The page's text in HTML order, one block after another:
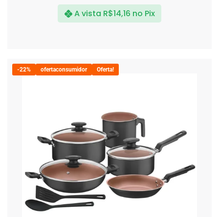
A vista R$14,16 no Pix
-22% ofertaconsumidor Oferta!